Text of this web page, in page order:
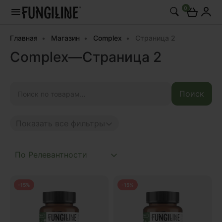
0
Главная Магазин Complex Страница 2
Complex—Страница 2
Поиск
Complex
Daily
Mushroom
-15% -15%